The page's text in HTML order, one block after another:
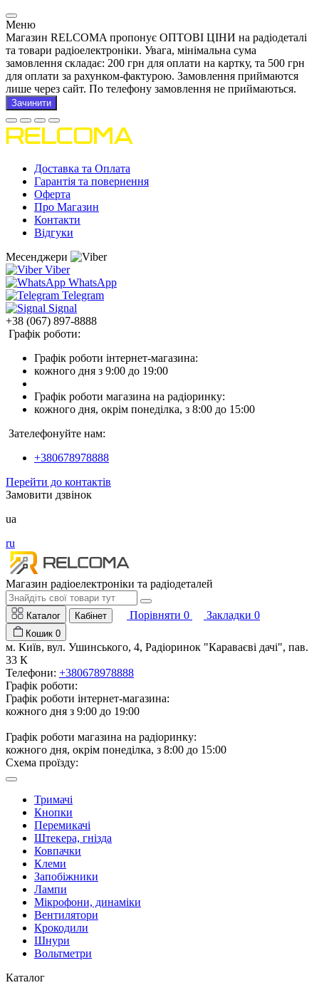
Меню
Магазин RELCOMA пропонує ОПТОВІ ЦІНИ на радіодеталі
та товари радіоелектроніки. Увага, мінімальна сума
замовлення складає: 200 грн для оплати на картку, та 500 грн
для оплати за рахунком-фактурою. Замовлення приймаются
лише через сайт. По телефону замовлення не приймаються.
Зачинити
Доставка та Оплата
Гарантія та повернення
Оферта
Про Магазин
Контакти
Відгуки
Месенджери
Viber
WhatsApp
Telegram
Signal
+38 (067) 897-8888
Графік роботи:
Графік роботи інтернет-магазина:
кожного дня з 9:00 до 19:00
Графік роботи магазина на радіоринку:
кожного дня, окрім понеділка, з 8:00 до 15:00
Зателефонуйте нам:
+380678978888
Перейти до контактів
Замовити дзвінок
ua
ru
Магазин радіоелектроніки та радіодеталей
Каталог Кабінет Порівняти 0 Закладки 0
Кошик 0
м. Київ, вул. Ушинського, 4, Радіоринок "Караваєві дачі", пав.
33 К
Телефони: +380678978888
Графік роботи:
Графік роботи інтернет-магазина:
кожного дня з 9:00 до 19:00
Графік роботи магазина на радіоринку:
кожного дня, окрім понеділка, з 8:00 до 15:00
Схема проїзду:
Тримачі
Кнопки
Перемикачі
Штекера, гнізда
Ковпачки
Клеми
Запобіжники
Лампи
Мікрофони, динаміки
Вентилятори
Крокодили
Шнури
Вольтметри
Каталог